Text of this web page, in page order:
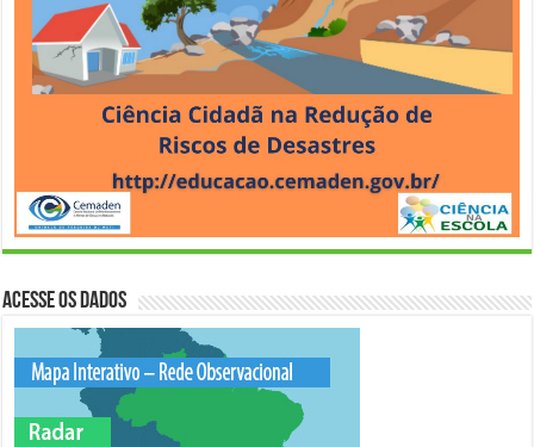
Acesse os Dados